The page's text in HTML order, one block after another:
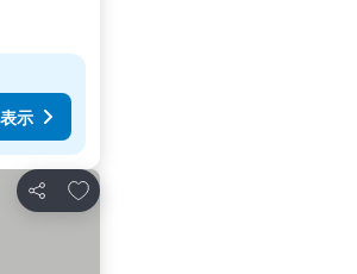
示
シェア
お気に入りに追加